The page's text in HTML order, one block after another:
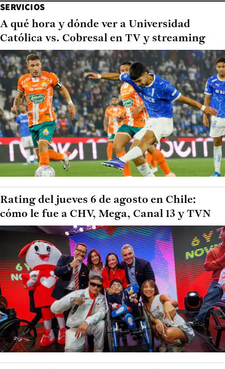
SERVICIOS
A qué hora y dónde ver a Universidad
Católica vs. Cobresal en TV y streaming
Rating del jueves 6 de agosto en Chile:
cómo le fue a CHV, Mega, Canal 13 y TVN